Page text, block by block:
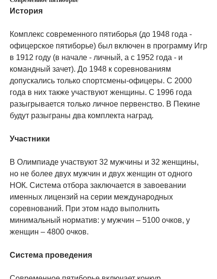
История
Комплекс современного пятиборья (до 1948 года -
офицерское пятиборье) был включен в программу Игр
в 1912 году (в начале - личный, а с 1952 года - и
командный зачет). До 1948 к соревнованиям
допускались только спортсмены-офицеры. С 2000
года в них также участвуют женщины. С 1996 года
разыгрывается только личное первенство. В Пекине
будут разыграны два комплекта наград.
Участники
В Олимпиаде участвуют 32 мужчины и 32 женщины,
но не более двух мужчин и двух женщин от одного
НОК. Система отбора заключается в завоевании
именных лицензий на серии международных
соревнований. При этом надо выполнить
минимальный норматив: у мужчин – 5100 очков, у
женщин – 4800 очков.
Система проведения